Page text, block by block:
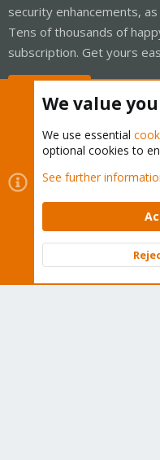
security enhancements,
Tens of thousands of
subscription. Get yours
Cookies
Proxmox
Contact us
Terms and rules
Community platform by
We value
We use essential
optional cookies to
See further